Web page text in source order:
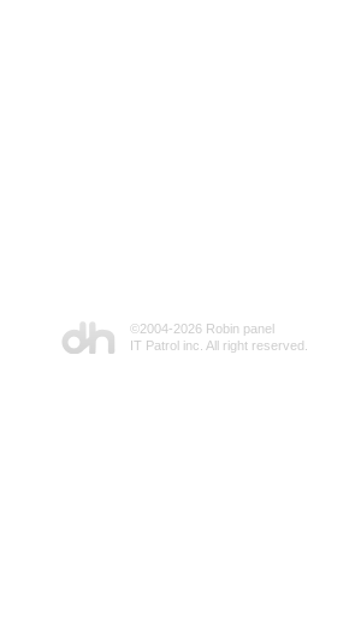
©2004-2026 Robin panel
IT Patrol inc. All right reserved.